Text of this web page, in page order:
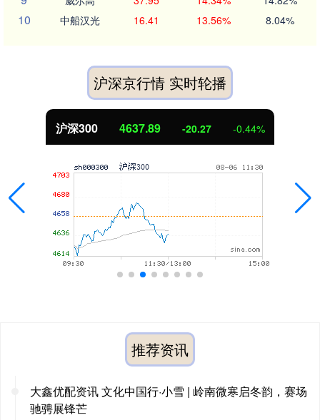
10 中船汉光 16.41 13.56% 8.04%
沪深京行情 实时轮播
北证50 1115.17 -4.29 -0.38%
推荐资讯
大鑫优配资讯 文化中国行·小雪 | 岭南微寒启冬韵，赛场
驰骋展锋芒